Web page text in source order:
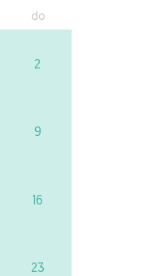
do
2
9
16
23